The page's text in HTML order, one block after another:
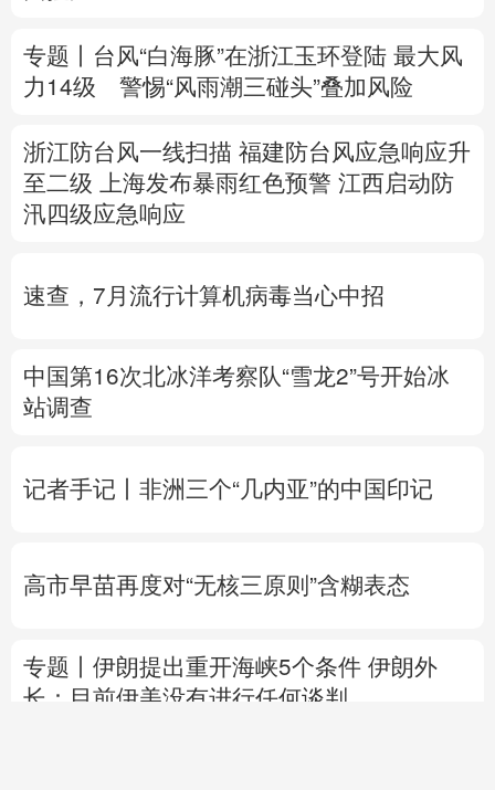
专题丨 台风“白海豚”在浙江玉环登陆 最大风
力14级
警惕“风雨潮三碰头”叠加风险
浙江防台风一线扫描 福建防台风应急响应升
至二级
上海发布暴雨红色预警 江西启动防
汛四级应急响应
速查，7月流行计算机病毒当心中招
中国第16次北冰洋考察队“雪龙2”号开始冰
站调查
记者手记丨非洲三个“几内亚”的中国印记
高市早苗再度对“无核三原则”含糊表态
专题丨 伊朗提出重开海峡5个条件 伊朗外
长：目前伊美没有进行任何谈判